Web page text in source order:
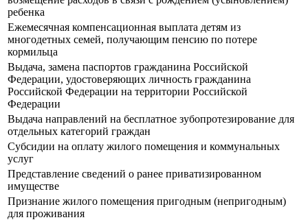
ребенка
Ежемесячная компенсационная выплата детям из
многодетных семей, получающим пенсию по потере
кормильца
Выдача, замена паспортов гражданина Российской
Федерации, удостоверяющих личность гражданина
Российской Федерации на территории Российской
Федерации
Выдача направлений на бесплатное зубопротезирование для
отдельных категорий граждан
Субсидии на оплату жилого помещения и коммунальных
услуг
Представление сведений о ранее приватизированном
имуществе
Признание жилого помещения пригодным (непригодным)
для проживания